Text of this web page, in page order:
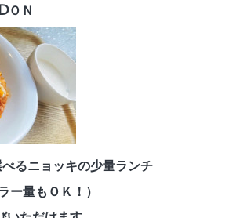
ＯＮ
べるニョッキの少量ランチ
ー量もＯＫ！）